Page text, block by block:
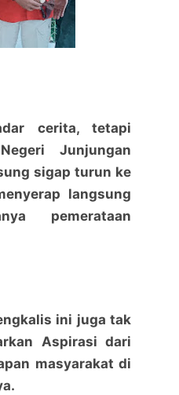
media lain
cerita, tetapi
Junjungan
sigap turun ke
langsung
pemerataan
ini juga tak
Aspirasi dari
masyarakat di
media lain